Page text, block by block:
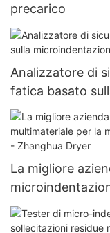
precarico
Analizzatore di
fatica basato
La migliore
misurazione
Zhanghua Dryer